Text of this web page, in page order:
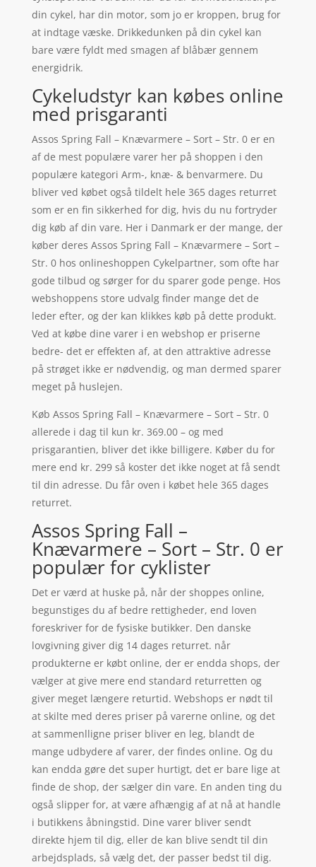
din cykel, har din motor, som jo er kroppen, brug for
at indtage væske. Drikkedunken på din cykel kan
bare være fyldt med smagen af blåbær gennem
energidrik.
Cykeludstyr kan købes online
med prisgaranti
Assos Spring Fall – Knævarmere – Sort – Str. 0 er en
af de mest populære varer her på shoppen i den
populære kategori Arm-, knæ- & benvarmere. Du
bliver ved købet også tildelt hele 365 dages returret
som er en fin sikkerhed for dig, hvis du nu fortryder
dig køb af din vare. Her i Danmark er der mange, der
køber deres Assos Spring Fall – Knævarmere – Sort –
Str. 0 hos onlineshoppen Cykelpartner, som ofte har
gode tilbud og sørger for du sparer gode penge. Hos
webshoppens store udvalg finder mange det de
leder efter, og der kan klikkes køb på dette produkt.
Ved at købe dine varer i en webshop er priserne
bedre- det er effekten af, at den attraktive adresse
på strøget ikke er nødvendig, og man dermed sparer
meget på huslejen.
Køb Assos Spring Fall – Knævarmere – Sort – Str. 0
allerede i dag til kun kr. 369.00 – og med
prisgarantien, bliver det ikke billigere. Køber du for
mere end kr. 299 så koster det ikke noget at få sendt
til din adresse. Du får oven i købet hele 365 dages
returret.
Assos Spring Fall –
Knævarmere – Sort – Str. 0 er
populær for cyklister
Det er værd at huske på, når der shoppes online,
begunstiges du af bedre rettigheder, end loven
foreskriver for de fysiske butikker. Den danske
lovgivning giver dig 14 dages returret. når
produkterne er købt online, der er endda shops, der
vælger at give mere end standard returretten og
giver meget længere returtid. Webshops er nødt til
at skilte med deres priser på varerne online, og det
at sammenlligne priser bliver en leg, blandt de
mange udbydere af varer, der findes online. Og du
kan endda gøre det super hurtigt, det er bare lige at
finde de shop, der sælger din vare. En anden ting du
også slipper for, at være afhængig af at nå at handle
i butikkens åbningstid. Dine varer bliver sendt
direkte hjem til dig, eller de kan blive sendt til din
arbejdsplads, så vælg det, der passer bedst til dig.